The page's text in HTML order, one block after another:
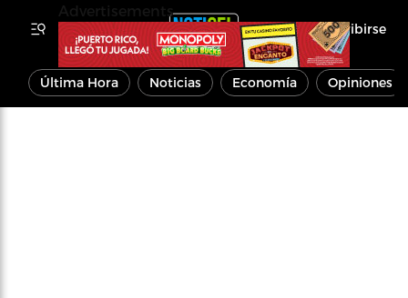
Inscribirse
Última Hora Noticias Economía Opiniones
Advertisements